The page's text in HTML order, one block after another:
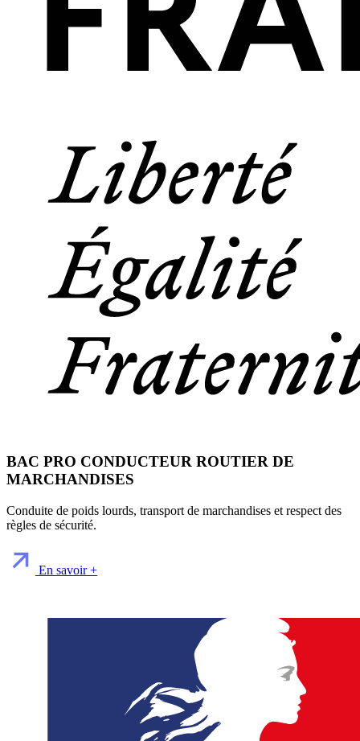
BAC PRO CONDUCTEUR ROUTIER DE
MARCHANDISES
Conduite de poids lourds, transport de marchandises et respect des
règles de sécurité.
En savoir +